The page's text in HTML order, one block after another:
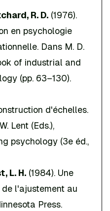
R. D. (1976).
en psychologie
Dans M. D.
of industrial and
(pp. 63–130).
d'échelles.
Lent (Eds.),
psychology (3e éd.,
L. H. (1984). Une
l'ajustement au
Press.